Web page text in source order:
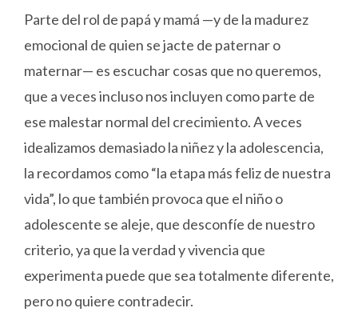
Parte del rol de papá y mamá —y de la madurez
emocional de quien se jacte de paternar o
maternar— es escuchar cosas que no queremos,
que a veces incluso nos incluyen como parte de
ese malestar normal del crecimiento. A veces
idealizamos demasiado la niñez y la adolescencia,
la recordamos como “la etapa más feliz de nuestra
vida”, lo que también provoca que el niño o
adolescente se aleje, que desconfíe de nuestro
criterio, ya que la verdad y vivencia que
experimenta puede que sea totalmente diferente,
pero no quiere contradecir.